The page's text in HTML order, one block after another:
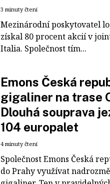
3 minuty čtení
Mezinárodní poskytovatel
získal 80 procent akcií v
Italia. Společnost tím...
Emons Česká
gigaliner na trase
Dlouhá souprava
104 europalet
4 minuty čtení
Společnost Emons Česká
do Prahy využívat